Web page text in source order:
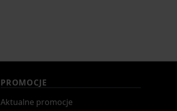
PROMOCJE
Aktualne promocje